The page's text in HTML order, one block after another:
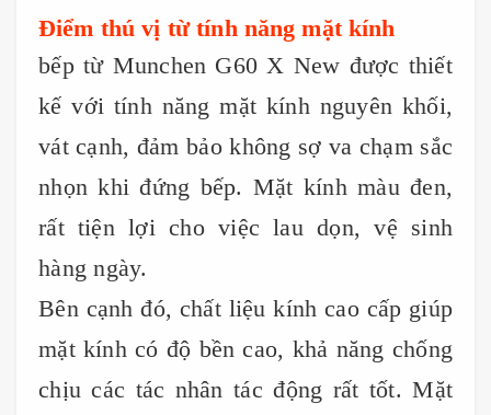
Điểm thú vị từ tính năng mặt kính
bếp từ Munchen G60 X New được thiết
kế với tính năng mặt kính nguyên khối,
vát cạnh, đảm bảo không sợ va chạm sắc
nhọn khi đứng bếp. Mặt kính màu đen,
rất tiện lợi cho việc lau dọn, vệ sinh
hàng ngày.
Bên cạnh đó, chất liệu kính cao cấp giúp
mặt kính có độ bền cao, khả năng chống
chịu các tác nhân tác động rất tốt. Mặt